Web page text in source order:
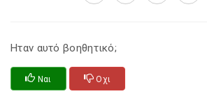
Ηταν αυτό βοηθητικό;
Ναι Οχι